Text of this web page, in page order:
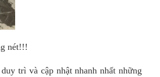
nét!!!
trì và cập nhật nhanh nhất những